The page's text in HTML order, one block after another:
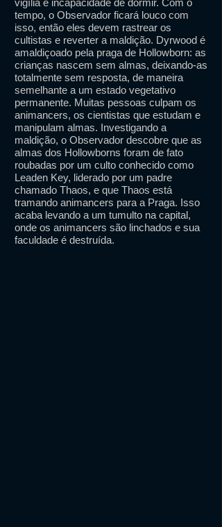
vigília e incapacidade de dormir. Com o
tempo, o Observador ficará louco com
isso, então eles devem rastrear os
cultistas e reverter a maldição. Dyrwood é
amaldiçoado pela praga de Hollowborn: as
crianças nascem sem almas, deixando-as
totalmente sem resposta, de maneira
semelhante a um estado vegetativo
permanente. Muitas pessoas culpam os
animancers, os cientistas que estudam e
manipulam almas. Investigando a
maldição, o Observador descobre que as
almas dos Hollowborns foram de fato
roubadas por um culto conhecido como
Leaden Key, liderado por um padre
chamado Thaos, e que Thaos está
tramando animancers para a Praga. Isso
acaba levando a um tumulto na capital,
onde os animancers são linchados e sua
faculdade é destruída.